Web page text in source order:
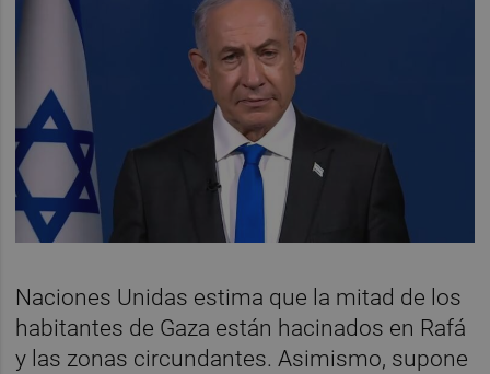
Naciones Unidas estima que la mitad de los
habitantes de Gaza están hacinados en Rafá
y las zonas circundantes. Asimismo, supone